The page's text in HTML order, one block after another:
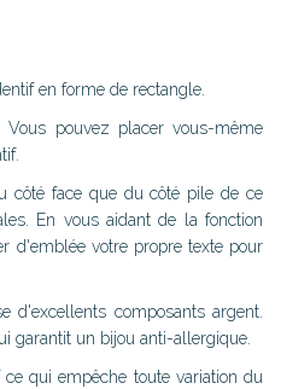
en forme de rectangle.
pouvez placer vous-même
côté face que du côté pile de ce
En vous aidant de la fonction
d'emblée votre propre texte pour
d'excellents composants argent.
garantit un bijou anti-allergique.
qui empêche toute variation du